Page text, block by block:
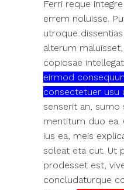
Ferri reque
errem noluisse.
utroque
alterum
copiosae
eirmod
consectetuer usu
senserit an,
mentitum duo ea.
ius ea, meis
soleat eta cut. Ut
prodesset est,
concludaturque